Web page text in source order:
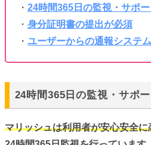
・ 24時間365日の監視・サポー
・ 身分証明書の提出が必須
・ ユーザーからの通報システム
24時間365日の監視・サポー
マリッシュは利用者が安心安全